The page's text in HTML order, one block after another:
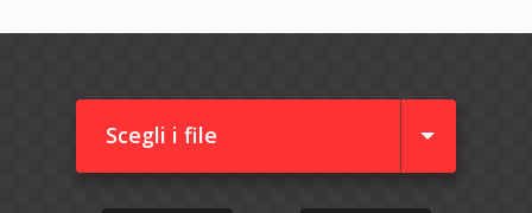
Scegli i file